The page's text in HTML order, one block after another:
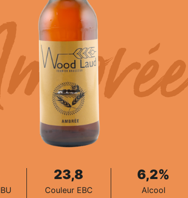
23,8
Couleur EBC
6,2%
Alcool